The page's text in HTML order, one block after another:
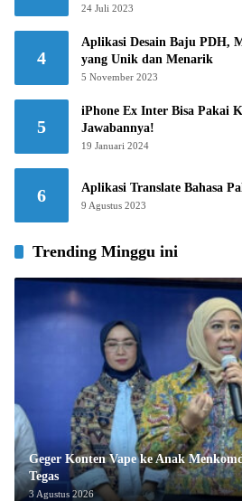
24 Juli 2023
4
Aplikasi Desain Baju PDH,
yang Unik dan Menarik
5 November 2023
5
iPhone Ex Inter Bisa Pakai
Jawabannya!
19 Januari 2024
6 Aplikasi Translate Bahasa
9 Agustus 2023
Trending Minggu ini
Geger Konten Vape ke Anak
Tegas
3 Agustus 2026